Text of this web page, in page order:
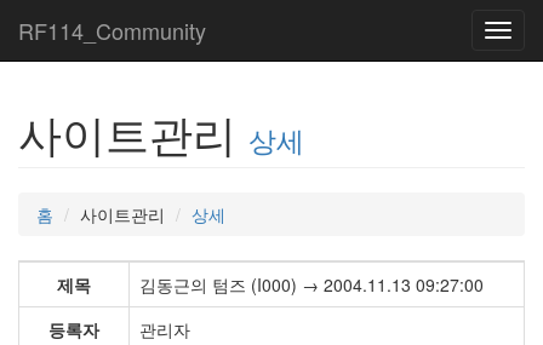
RF114_Community
사이트관리 상세
홈 사이트관리 상세
제목
김동근의 텀즈 (I000) → 2004.11.13 09:27:00
등록자
관리자